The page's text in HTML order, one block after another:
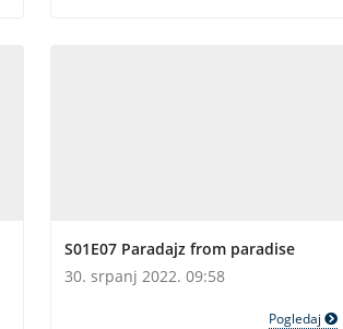
S01E07 Paradajz from paradise
30. srpanj 2022. 09:58
Pogledaj